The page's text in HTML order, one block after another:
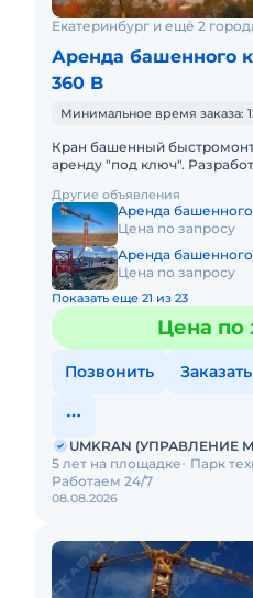
Екатеринбург и ещё 2
Аренда башенного
360 B
Минимальное время заказа:
Кран башенный
аренду "под ключ".
кран на объект, смо
Другие объявления
Аренда башенного
Цена по запросу
Аренда башенного
Цена по запросу
Показать еще 21 из 23
Цена по
Позвонить Заказать
08.08.2026
UMKRAN (УПРАВЛЕНИЕ
5 лет на площадке
Парк
Работаем 24/7